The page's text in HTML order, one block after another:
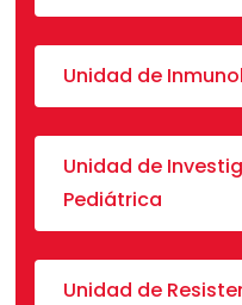
Unidad de
Unidad de
Pediátrica
Unidad de